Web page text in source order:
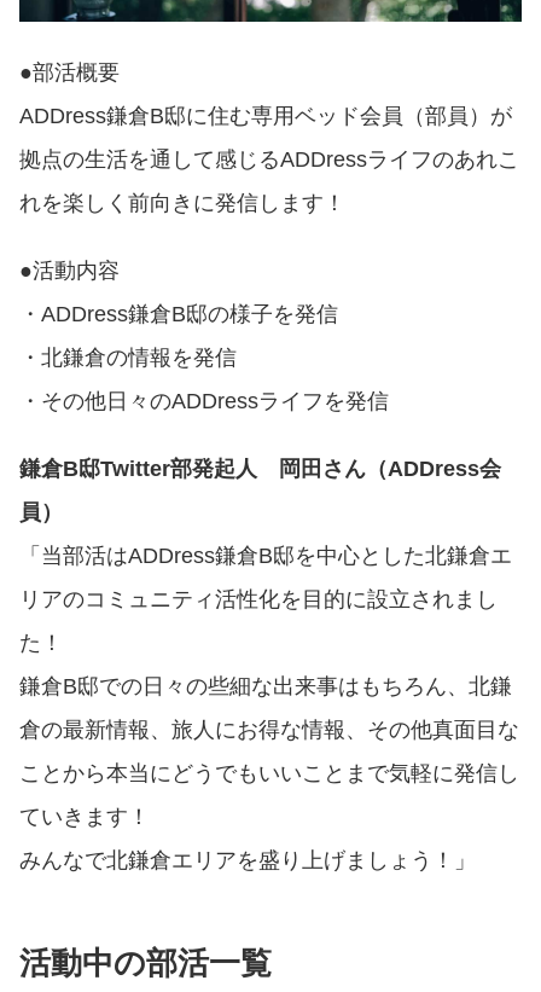
●部活概要
ADDress鎌倉B邸に住む専用ベッド会員（部員） が
拠点の生活を通して感じるADDressライフのあれこ
れを楽 しく前向きに発信します！
●活動内容
・ADDress鎌倉B邸の様子を発信
・北鎌倉の情報を発信
・その他日々のADDressライフを発信
鎌倉B邸Twitter部発起人 岡田さん（ADDress会
員）
「当部活はADDress鎌倉B邸を中心とした北鎌倉エ
リアのコミュニティ活性化を目的に設立されまし
た！
鎌倉B邸での日々の些細な出来事はもちろん、北鎌
倉の最新情報、旅人にお得な情報、その他真面目な
ことから本当にどうでもいいことまで気軽に発信し
ていきます！
みんなで北鎌倉エリアを盛り上げましょう！」
活動中の部活一覧